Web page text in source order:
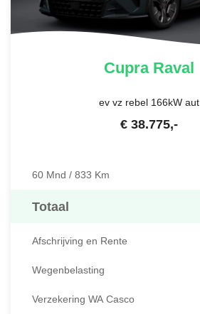
CupraRaval
ev vz rebel 166kW aut
€ 38.775,-
60 Mnd / 833 Km
Totaal
Afschrijving en Rente
Wegenbelasting
Verzekering WA Casco